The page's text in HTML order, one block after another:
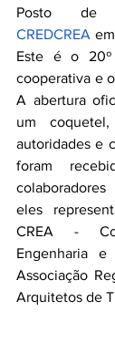
Posto de
CREDCREA
Este é o 20º
cooperativa e
A abertura
um
autoridades e
foram
eles
CREA -
Engenharia
Associação
Arquitetos de